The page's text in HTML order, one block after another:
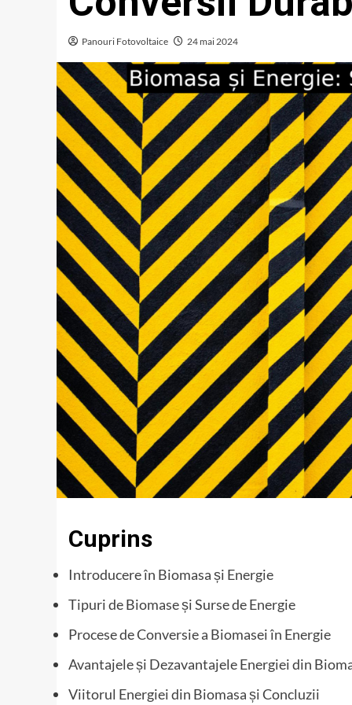
Panouri Fotovoltaice 24 mai 2024
Cuprins
Introducere în Biomasa și Energie
Tipuri de Biomase și Surse de Energie
Procese de Conversie a Biomasei în Energie
Avantajele și Dezavantajele Energiei din
Viitorul Energiei din Biomasa și Concluzii